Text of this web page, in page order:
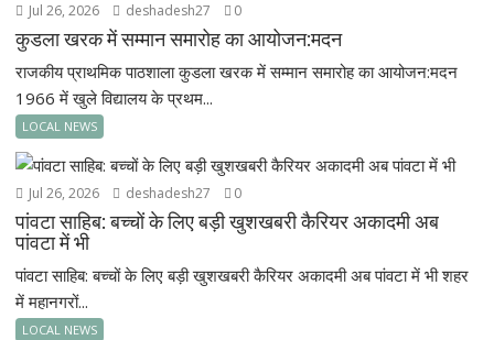
Jul 26, 2026 deshadesh27 0
कुडला खरक में सम्मान समारोह का आयोजन:मदन
राजकीय प्राथमिक पाठशाला कुडला खरक में सम्मान समारोह का आयोजन:मदन
1966 में खुले विद्यालय के प्रथम...
LOCAL NEWS
Jul 26, 2026 deshadesh27 0
पांवटा साहिब: बच्चों के लिए बड़ी खुशखबरी कैरियर अकादमी अब
पांवटा में भी
पांवटा साहिब: बच्चों के लिए बड़ी खुशखबरी कैरियर अकादमी अब पांवटा में भी शहर
में महानगरों...
LOCAL NEWS